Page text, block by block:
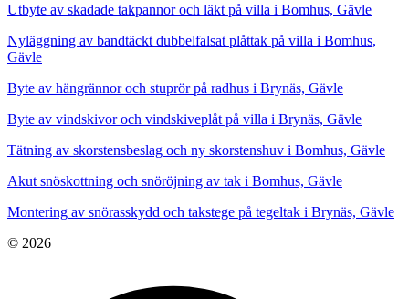
Utbyte av skadade takpannor och läkt på villa i Bomhus, Gävle
Nyläggning av bandtäckt dubbelfalsat plåttak på villa i Bomhus,
Gävle
Byte av hängrännor och stuprör på radhus i Brynäs, Gävle
Byte av vindskivor och vindskiveplåt på villa i Brynäs, Gävle
Tätning av skorstensbeslag och ny skorstenshuv i Bomhus, Gävle
Akut snöskottning och snöröjning av tak i Bomhus, Gävle
Montering av snörasskydd och takstege på tegeltak i Brynäs, Gävle
© 2026